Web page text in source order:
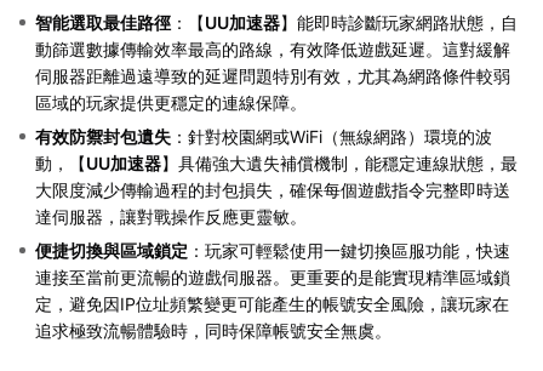
智能選取最佳路徑 ：【UU加速器】能即時診斷玩家網路狀態，自
動篩選數據傳輸效率最高的路線，有效降低遊戲延遲。這對緩解
伺服器距離過遠導致的延遲問題特別有效，尤其為網路條件較弱
區域的玩家提供更穩定的連線保障。
有效防禦封包遺失 ：針對校園網或WiFi（無線網路）環境的波
動，【UU加速器】具備強大遺失補償機制，能穩定連線狀態，最
大限度減少傳輸過程的封包損失，確保每個遊戲指令完整即時送
達伺服器，讓對戰操作反應更靈敏。
便捷切換與區域鎖定 ：玩家可輕鬆使用一鍵切換區服功能，快速
連接至當前更流暢的遊戲伺服器。更重要的是能實現精準區域鎖
定，避免因IP位址頻繁變更可能產生的帳號安全風險，讓玩家在
追求極致流暢體驗時，同時保障帳號安全無虞。